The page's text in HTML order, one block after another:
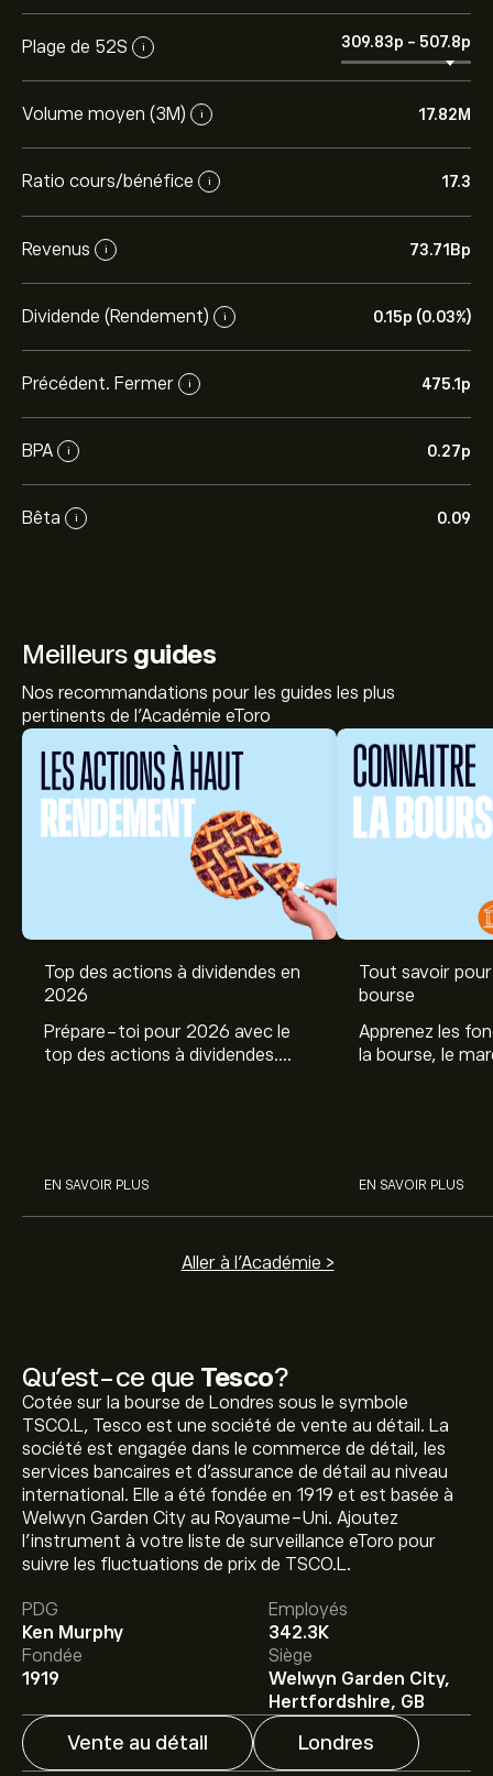
Plage de 52S i 309.83‎p‎ - 507.8‎p‎
Volume moyen (3M) i 17.82M
Ratio cours/bénéfice i 17.3
Revenus i 73.71B‎p‎
Dividende (Rendement) i 0.15‎p‎ (0.03%)
Précédent. Fermer i 475.1‎p‎
BPA i 0.27‎p‎
Bêta i 0.09
Qu’est-ce que Tesco?
Cotée sur la bourse de Londres sous le symbole
TSCO.L, Tesco est une société de vente au détail. La
société est engagée dans le commerce de détail, les
services bancaires et d'assurance de détail au niveau
international. Elle a été fondée en 1919 et est basée à
Welwyn Garden City au Royaume-Uni. Ajoutez
l’instrument à votre liste de surveillance eToro pour
suivre les fluctuations de prix de TSCO.L.
PDG
Ken Murphy
Employés
342.3K
Fondée
1919
Siège
Welwyn Garden City,
Hertfordshire, GB
Vente au détail Londres
Meilleurs guides
Nos recommandations pour les guides les plus
pertinents de l'Académie eToro
Top des actions à dividendes en
2026
Prépare-toi pour 2026 avec le
top des actions à dividendes.
EN SAVOIR PLUS
Tout savoir
bourse
Apprenez les
la bourse, le
EN SAVOIR PLUS
Aller à l'Académie >
Le prix actuel de l'action TSCO.L est de 475.10‎p‎.
Le prix cible moyen pour l'action Tesco est de 475.10‎p‎.
Inscrivez-vous
sur eToro pour obtenir des prévisions
détaillées des analystes et les prix cibles.
Les analystes offrent des prévisions pour l'action Tesco
en se basant sur les tendances du marché, les rapports
financiers et la croissance anticipée. Découvrez les